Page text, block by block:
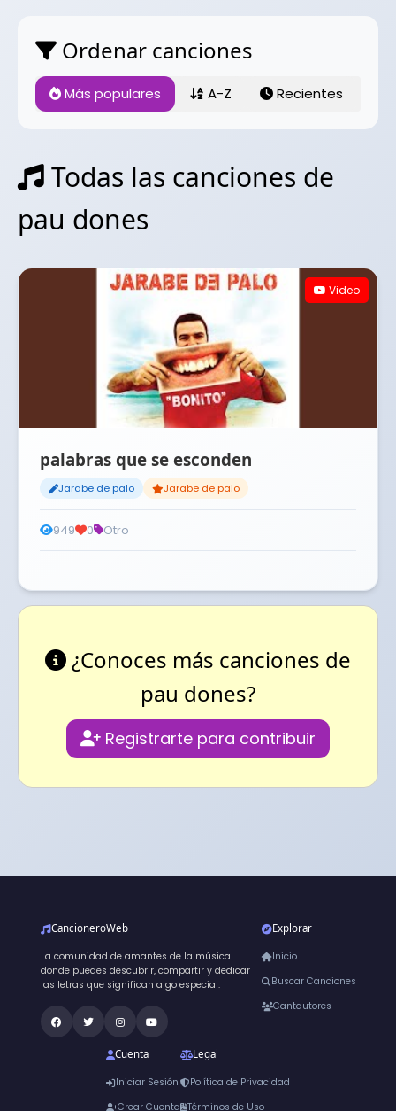
Ordenar canciones
Más populares A-Z Recientes
Todas las canciones de
pau dones
Video
palabras que se esconden
Jarabe de palo Jarabe de palo
949 0 Otro
¿Conoces más canciones de
pau dones?
Registrarte para contribuir
CancioneroWeb
La comunidad de amantes de la música
donde puedes descubrir, compartir y dedicar
las letras que significan algo especial.
Explorar
Inicio
Buscar Canciones
Cantautores
Cuenta
Iniciar Sesión
Crear Cuenta
Legal
Política de Privacidad
Términos de Uso